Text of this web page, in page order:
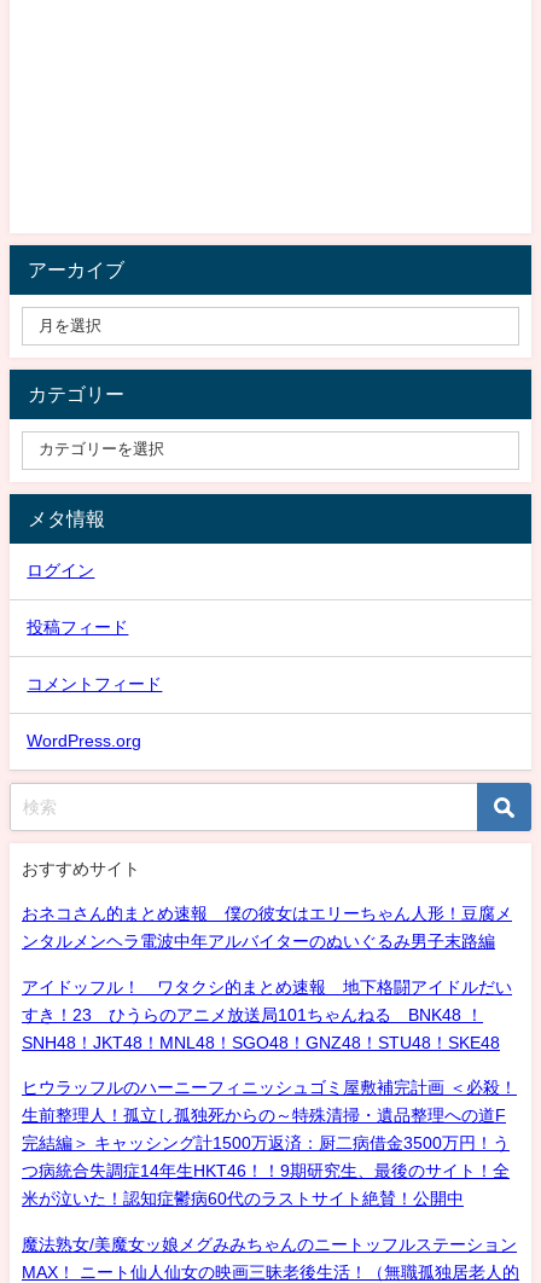
アーカイブ
カテゴリー
メタ情報
ログイン
投稿フィード
コメントフィード
WordPress.org
おすすめサイト
おネコさん的まとめ速報 僕の彼女はエリーちゃん人形！豆腐メ
ンタルメンヘラ電波中年アルバイターのぬいぐるみ男子末路編
アイドッフル！ ワタクシ的まとめ速報 地下格闘アイドルだい
すき！23 ひうらのアニメ放送局101ちゃんねる BNK48 ！
SNH48！JKT48！MNL48！SGO48！GNZ48！STU48！SKE48
ヒウラッフルのハーニーフィニッシュゴミ屋敷補完計画 ＜必殺！
生前整理人！孤立し孤独死からの～特殊清掃・遺品整理への道F
完結編＞ キャッシング計1500万返済：厨二病借金3500万円！う
つ病統合失調症14年生HKT46！！9期研究生、最後のサイト！全
米が泣いた！認知症鬱病60代のラストサイト絶賛！公開中
魔法熟女/美魔女ッ娘メグみみちゃんのニートッフルステーション
MAX！ ニート仙人仙女の映画三昧老後生活！（無職孤独居老人的